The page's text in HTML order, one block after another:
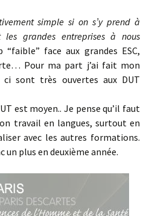
simple si on s’y prend à
les grandes entreprises à nous
face aux grandes ESC,
Pour ma part j’ai fait mon
ci sont très ouvertes aux DUT
est moyen.. Je pense qu’il faut
travail en langues, surtout en
avec les autres formations.
un plus en deuxième année.